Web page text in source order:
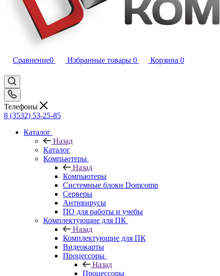
Сравнение0 Избранные товары 0 Корзина 0
Телефоны
8 (3532) 53-25-85
Каталог
Назад
Каталог
Компьютеры
Назад
Компьютеры
Системные блоки Domcomp
Серверы
Антивирусы
ПО для работы и учебы
Комплектующие для ПК
Назад
Комплектующие для ПК
Видеокарты
Процессоры
Назад
Процессоры